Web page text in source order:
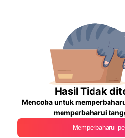
Hasil Tidak
Mencoba untuk
memperbaharui
Memperbaharui